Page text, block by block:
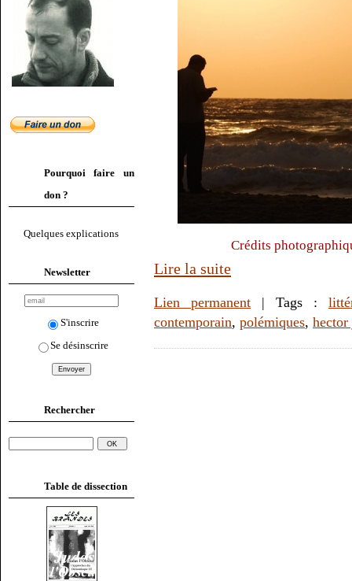
Pourquoi faire un
don ?
Quelques explications
Newsletter
S'inscrire
Se désinscrire
Rechercher
Table de dissection
Crédits
Lire la suite
Lien permanent | Tags :
contemporain, polémiques,